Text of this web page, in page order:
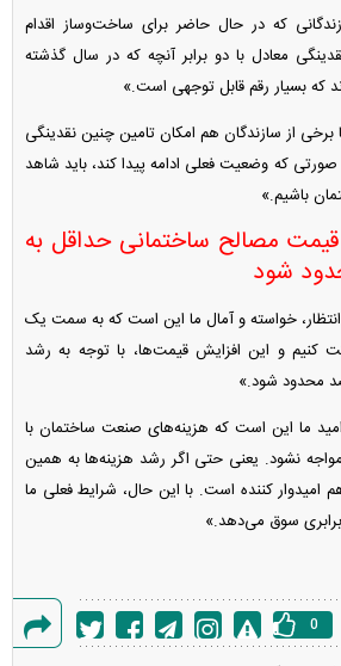
که در حال حاضر برای ساخت‌وساز اقدام
معادل با دو برابر آنچه که در سال گذشته
که بسیار رقم قابل توجهی است.»
برخی از سازندگان هم امکان تامین چنین نقدینگی
در صورتی که وضعیت فعلی ادامه پیدا کند، باید شاهد
باشیم.»
قیمت مصالح ساختمانی حداقل به
خواسته و آمال ما این است که به سمت یک
کنیم و این افزایش قیمت‌ها، با توجه به رشد
ما این است که هزینه‌های صنعت ساختمان با
از ۶۰ درصد مواجه نشود. یعنی حتی اگر رشد هزینه‌ها به همین
امیدوار کننده است. با این حال، شرایط فعلی ما
سوق می‌دهد.»
0